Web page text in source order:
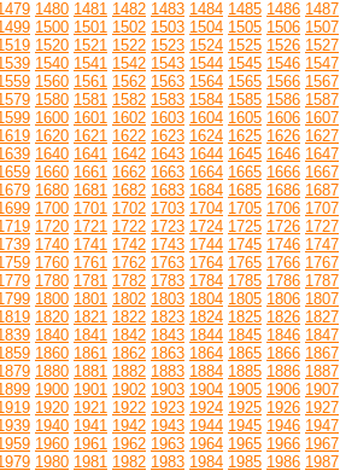
1480 1481 1482 1483 1484 1485 1486 1487
1500 1501 1502 1503 1504 1505 1506 1507
1520 1521 1522 1523 1524 1525 1526 1527
1540 1541 1542 1543 1544 1545 1546 1547
1560 1561 1562 1563 1564 1565 1566 1567
1580 1581 1582 1583 1584 1585 1586 1587
1600 1601 1602 1603 1604 1605 1606 1607
1620 1621 1622 1623 1624 1625 1626 1627
1640 1641 1642 1643 1644 1645 1646 1647
1660 1661 1662 1663 1664 1665 1666 1667
1680 1681 1682 1683 1684 1685 1686 1687
1700 1701 1702 1703 1704 1705 1706 1707
1720 1721 1722 1723 1724 1725 1726 1727
1740 1741 1742 1743 1744 1745 1746 1747
1760 1761 1762 1763 1764 1765 1766 1767
1780 1781 1782 1783 1784 1785 1786 1787
1800 1801 1802 1803 1804 1805 1806 1807
1820 1821 1822 1823 1824 1825 1826 1827
1840 1841 1842 1843 1844 1845 1846 1847
1860 1861 1862 1863 1864 1865 1866 1867
1880 1881 1882 1883 1884 1885 1886 1887
1900 1901 1902 1903 1904 1905 1906 1907
1920 1921 1922 1923 1924 1925 1926 1927
1940 1941 1942 1943 1944 1945 1946 1947
1960 1961 1962 1963 1964 1965 1966 1967
1980 1981 1982 1983 1984 1985 1986 1987